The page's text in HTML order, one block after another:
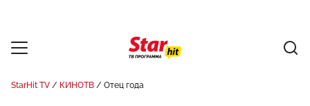
StarHit TV КИНОТВ Отец года